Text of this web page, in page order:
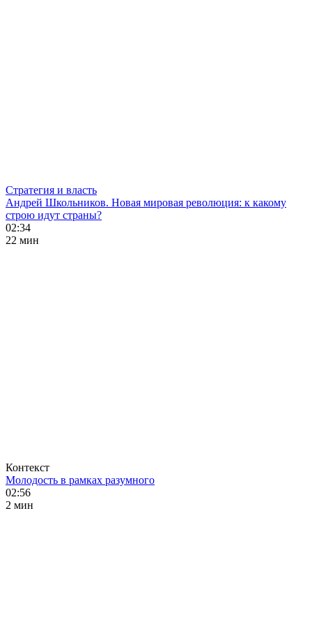
Стратегия и власть
Андрей Школьников. Новая мировая революция: к какому
строю идут страны?
02:34
22 мин
Контекст
Молодость в рамках разумного
02:56
2 мин